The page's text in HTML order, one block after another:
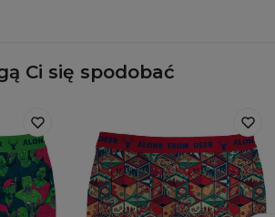
Ci się spodobać